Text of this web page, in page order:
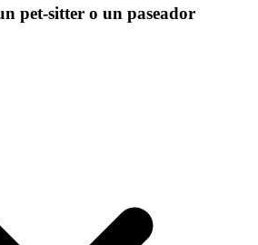
pet-sitter o un paseador